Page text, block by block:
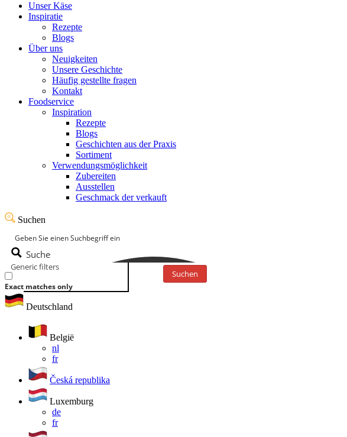
Unser Käse
Inspiratie
Rezepte
Blogs
Über uns
Neuigkeiten
Unsere Geschichte
Häufig gestellte fragen
Kontakt
Foodservice
Inspiration
Rezepte
Blogs
Geschichten aus der Praxis
Sortiment
Verwendungsmöglichkeit
Zubereiten
Ausstellen
Geschmack der verkauft
Suchen
Suche
Generic filters
Exact matches only
Suchen
Deutschland
België
nl
fr
Česká republika
Luxemburg
de
fr